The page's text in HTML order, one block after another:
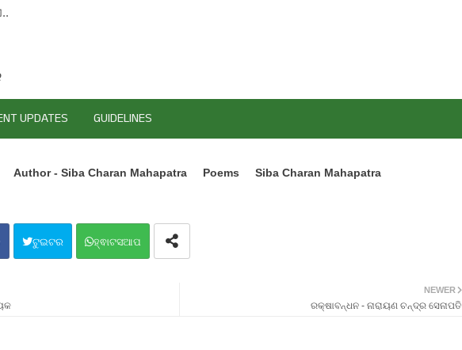
UPDATES GUIDELINES
Author - Siba Charan Mahapatra Poems
Siba Charan Mahapatra
ଟୁଇଟର ହ୍ଵାଟସଆପ
NEWER
ରକ୍ଷାବନ୍ଧନ - ନାରାୟଣ ଚନ୍ଦ୍ର ସେନାପତି